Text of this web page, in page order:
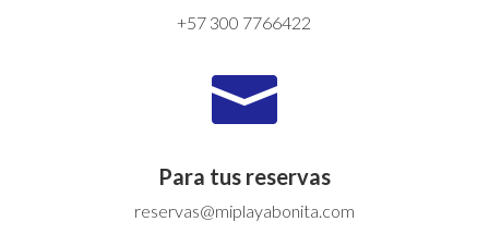
+57 300 7766422

Para tus reservas
reservas@miplayabonita.com